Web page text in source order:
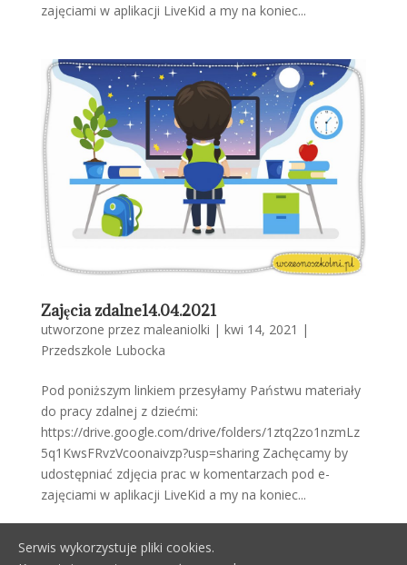
zajęciami w aplikacji LiveKid a my na koniec...
Zajęcia zdalne14.04.2021
utworzone przez maleaniolki | kwi 14, 2021 |
Przedszkole Lubocka
Pod poniższym linkiem przesyłamy Państwu materiały
do pracy zdalnej z dziećmi:
https://drive.google.com/drive/folders/1ztq2zo1nzmLz
5q1KwsFRvzVcoonaivzp?usp=sharing Zachęcamy by
udostępniać zdjęcia prac w komentarzach pod e-
zajęciami w aplikacji LiveKid a my na koniec...
« Starsze wpisy
Serwis wykorzystuje pliki cookies.